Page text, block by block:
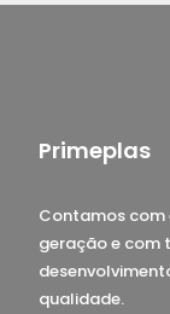
Primeplas
Contamos com
geração e com
qualidade.